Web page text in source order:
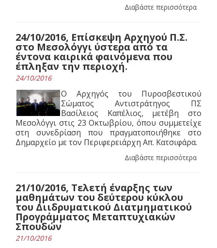
Διαβάστε περισσότερα
24/10/2016, Επίσκεψη Αρχηγού Π.Σ.
στο Μεσολόγγι ύστερα από τα
έντονα καιρικά φαινόμενα που
έπληξαν την περιοχή.
24/10/2016
Ο Αρχηγός του Πυροσβεστικού
Σώματος Αντιστράτηγος ΠΣ
Βασίλειος Καπέλιος, μετέβη στο
Μεσολόγγι στις 23 Οκτωβρίου, όπου συμμετείχε
στη συνεδρίαση που πραγματοποιήθηκε στο
Δημαρχείο με τον Περιφερειάρχη Απ. Κατσιφάρα.
Διαβάστε περισσότερα
21/10/2016, Tελετή έναρξης των
μαθημάτων του δεύτερου κύκλου
του Διιδρυματικού Διατμηματικού
Προγράμματος Μεταπτυχιακών
Σπουδών
21/10/2016